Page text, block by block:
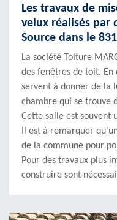
Les travaux de
velux réalisés par
Source dans le
La société Toiture
des fenêtres de toit. En
servent à donner de la
chambre qui se trouve
Cette salle est souvent
Il est à remarquer
de la commune pour
Pour des travaux plus
construire sont